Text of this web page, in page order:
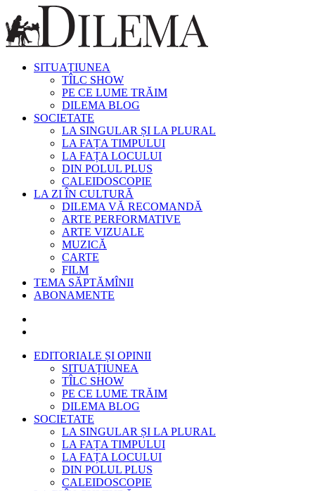
SITUAȚIUNEA
TÎLC SHOW
PE CE LUME TRĂIM
DILEMA BLOG
SOCIETATE
LA SINGULAR ȘI LA PLURAL
LA FAȚA TIMPULUI
LA FAȚA LOCULUI
DIN POLUL PLUS
CALEIDOSCOPIE
LA ZI ÎN CULTURĂ
DILEMA VĂ RECOMANDĂ
ARTE PERFORMATIVE
ARTE VIZUALE
MUZICĂ
CARTE
FILM
TEMA SĂPTĂMÎNII
ABONAMENTE
EDITORIALE ȘI OPINII
SITUAȚIUNEA
TÎLC SHOW
PE CE LUME TRĂIM
DILEMA BLOG
SOCIETATE
LA SINGULAR ȘI LA PLURAL
LA FAȚA TIMPULUI
LA FAȚA LOCULUI
DIN POLUL PLUS
CALEIDOSCOPIE